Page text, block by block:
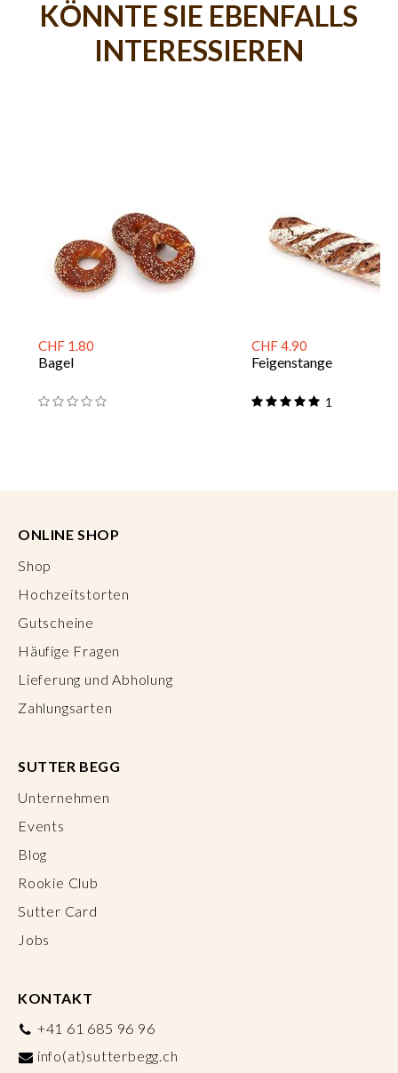
KÖNNTE SIE EBENFALLS
INTERESSIEREN
CHF 1.80
Bagel
CHF 4.90
Feigenstange
1
ONLINE SHOP
Shop
Hochzeitstorten
Gutscheine
Häufige Fragen
Lieferung und Abholung
Zahlungsarten
SUTTER BEGG
Unternehmen
Events
Blog
Rookie Club
Sutter Card
Jobs
KONTAKT
+41 61 685 96 96
info(at)sutterbegg.ch